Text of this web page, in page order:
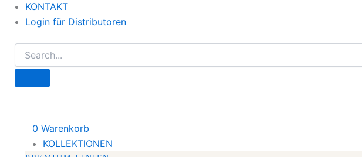
KONTAKT
Login für Distributoren
0 Warenkorb
KOLLEKTIONEN